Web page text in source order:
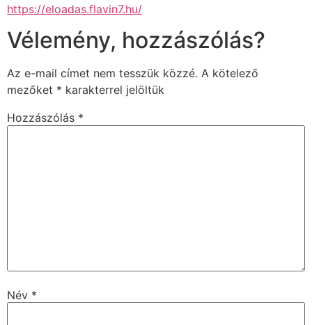
https://eloadas.flavin7.hu/
Vélemény, hozzászólás?
Az e-mail címet nem tesszük közzé. A kötelező
mezőket * karakterrel jelöltük
Hozzászólás *
Név *